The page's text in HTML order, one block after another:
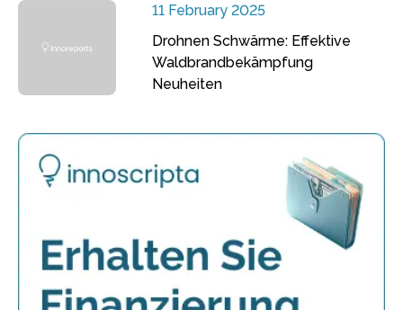
11 February 2025
Drohnen Schwärme: Effektive
Waldbrandbekämpfung
Neuheiten